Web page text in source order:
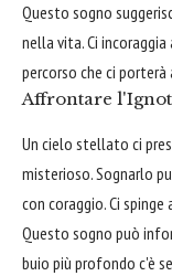
Questo sogno
nella vita. Ci
percorso che ci
Affrontare
Un cielo stellato ci
misterioso. Sognarlo
con coraggio. Ci
Questo sogno può
buio più profondo c'è